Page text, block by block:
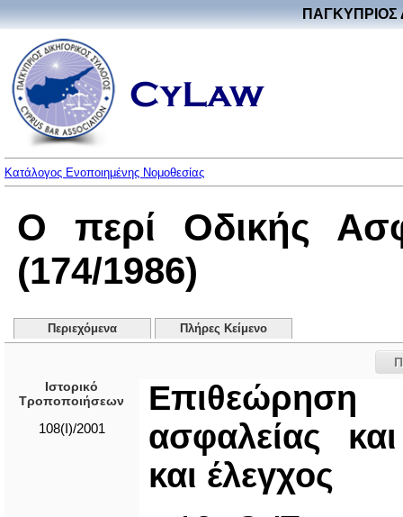
ΠΑΓΚΥΠΡΙΟΣ
Κατάλογος Ενοποιημένης Νομοθεσίας
Ο περί Οδικής
(174/1986)
Περιεχόμενα Πλήρες Κείμενο
Ιστορικό
Τροποποιήσεων
108(I)/2001
ασφαλείας
και έλεγχος